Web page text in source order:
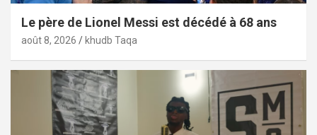
Le père de Lionel Messi est décédé à 68 ans
août 8, 2026 khudb Taqa